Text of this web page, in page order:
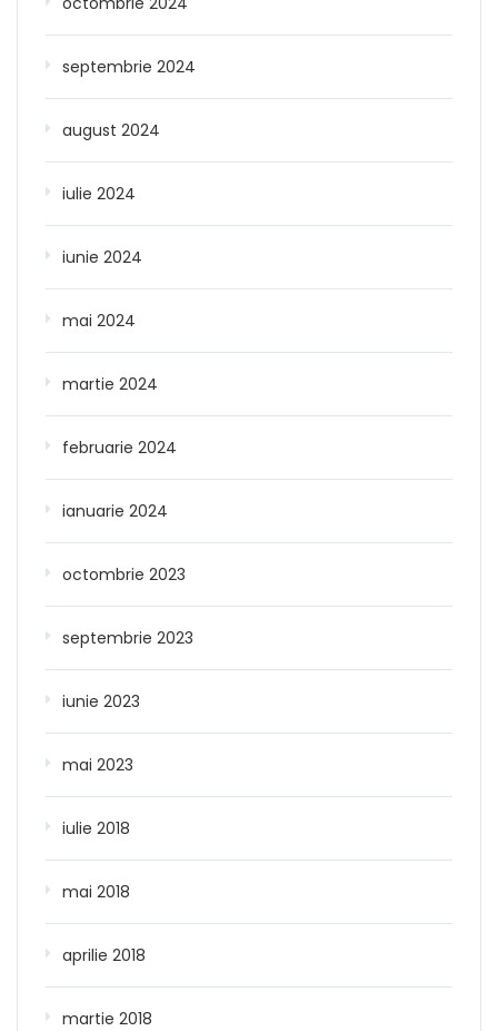
septembrie 2024
august 2024
iulie 2024
iunie 2024
mai 2024
martie 2024
februarie 2024
ianuarie 2024
octombrie 2023
septembrie 2023
iunie 2023
mai 2023
iulie 2018
mai 2018
aprilie 2018
martie 2018